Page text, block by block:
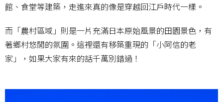
館、食堂等建築，走進來真的像是穿越回江戶時代一樣。
而「農村區域」則是一片充滿日本原始風景的田園景色，有
著鄉村悠閒的氛圍。這裡還有移築重現的「小阿信的老
家」，如果大家有來的話千萬別錯過！